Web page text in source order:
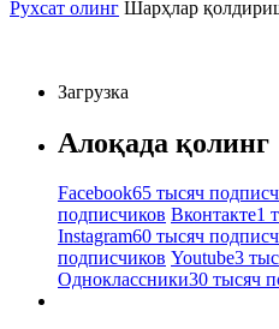
Рухсат олинг Шарҳлар
Загрузка
Алоқада қолинг
Facebook65 тысяч
подписчиков Вконтакте1
Instagram60 тысяч
подписчиков Youtube3
Одноклассники30 тысяч